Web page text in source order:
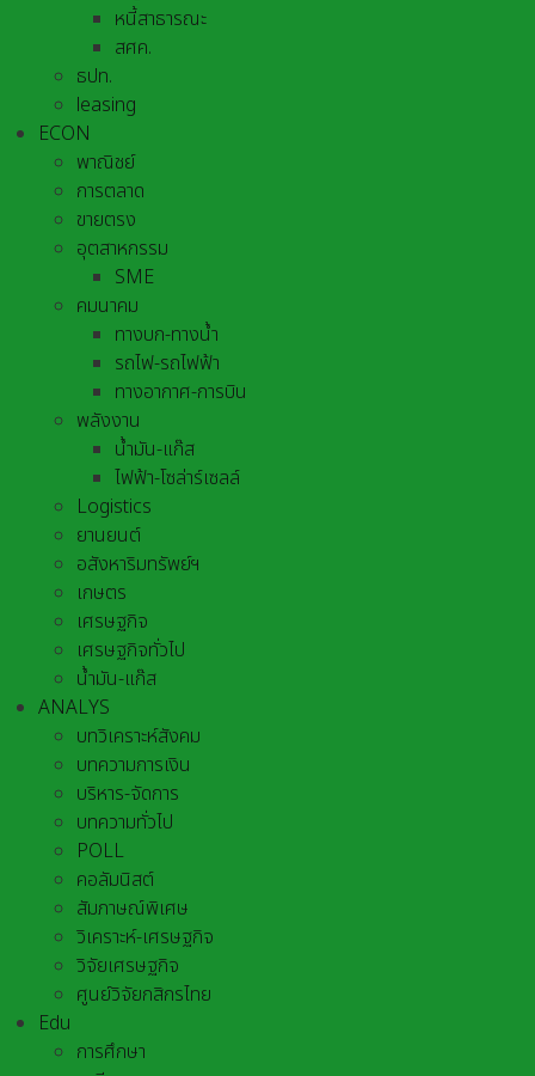
หนี้สาธารณะ
สศค.
ธปท.
leasing
ECON
พาณิชย์
การตลาด
ขายตรง
อุตสาหกรรม
SME
คมนาคม
ทางบก-ทางน้ำ
รถไฟ-รถไฟฟ้า
ทางอากาศ-การบิน
พลังงาน
น้ำมัน-แก๊ส
ไฟฟ้า-โซล่าร์เซลล์
Logistics
ยานยนต์
อสังหาริมทรัพย์ฯ
เกษตร
เศรษฐกิจ
เศรษฐกิจทั่วไป
น้ำมัน-แก๊ส
ANALYS
บทวิเคราะห์สังคม
บทความการเงิน
บริหาร-จัดการ
บทความทั่วไป
POLL
คอลัมนิสต์
สัมภาษณ์พิเศษ
วิเคราะห์-เศรษฐกิจ
วิจัยเศรษฐกิจ
ศูนย์วิจัยกสิกรไทย
Edu
การศึกษา